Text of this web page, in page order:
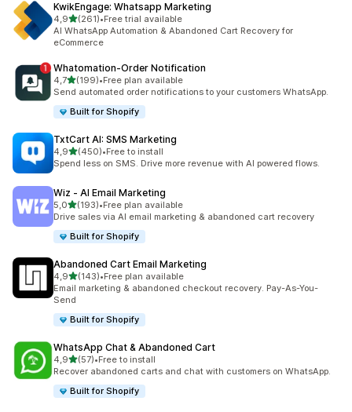
KwikEngage: Whatsapp Marketing
4,9z 5 hvězd
(261)
Celkový počet recenzí: 261
•Free trial available
AI WhatsApp Automation & Abandoned Cart Recovery for
eCommerce
Whatomation‑Order Notification
4,7z 5 hvězd
(199)
Celkový počet recenzí: 199
•Free plan available
Send automated order notifications to your customers WhatsApp.
Built for Shopify
TxtCart AI: SMS Marketing
4,9z 5 hvězd
(450)
Celkový počet recenzí: 450
•Free to install
Spend less on SMS. Drive more revenue with AI powered flows.
Wiz ‑ AI Email Marketing
5,0z 5 hvězd
(193)
Celkový počet recenzí: 193
•Free plan available
Drive sales via AI email marketing & abandoned cart recovery
Built for Shopify
Abandoned Cart Email Marketing
4,9z 5 hvězd
(143)
Celkový počet recenzí: 143
•Free plan available
Email marketing & abandoned checkout recovery. Pay-As-You-
Send
Built for Shopify
WhatsApp Chat & Abandoned Cart
4,9z 5 hvězd
(57)
Celkový počet recenzí: 57
•Free to install
Recover abandoned carts and chat with customers on WhatsApp.
Built for Shopify